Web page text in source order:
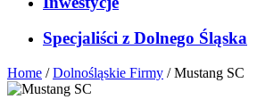
Specjaliści z Dolnego Śląska
Home /Dolnośląskie Firmy /Mustang SC